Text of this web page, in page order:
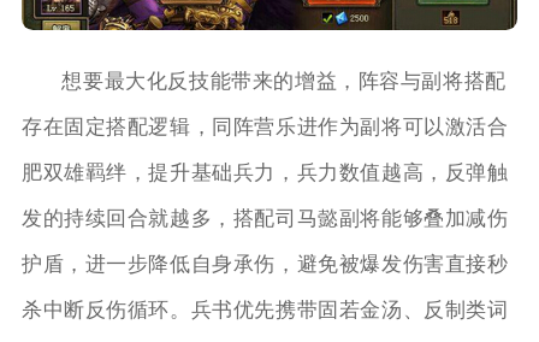
想要最大化反技能带来的增益，阵容与副将搭配
存在固定搭配逻辑，同阵营乐进作为副将可以激活合
肥双雄羁绊，提升基础兵力，兵力数值越高，反弹触
发的持续回合就越多，搭配司马懿副将能够叠加减伤
护盾，进一步降低自身承伤，避免被爆发伤害直接秒
杀中断反伤循环。兵书优先携带固若金汤、反制类词